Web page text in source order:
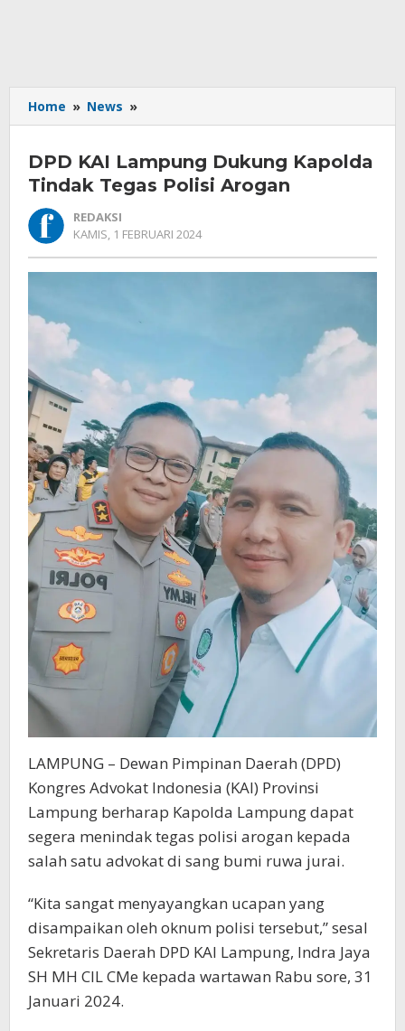
Home » News »
KAI
Dukung
Kapolda
Polisi
Arogan
DPD KAI Lampung Dukung Kapolda
Tindak Tegas Polisi Arogan
REDAKSI
KAMIS, 1 FEBRUARI 2024
LAMPUNG – Dewan Pimpinan Daerah (DPD)
Kongres Advokat Indonesia (KAI) Provinsi
Lampung berharap Kapolda Lampung dapat
segera menindak tegas polisi arogan kepada
salah satu advokat di sang bumi ruwa jurai.
“Kita sangat menyayangkan ucapan yang
disampaikan oleh oknum polisi tersebut,” sesal
Sekretaris Daerah DPD KAI Lampung, Indra Jaya
SH MH CIL CMe kepada wartawan Rabu sore, 31
Januari 2024.